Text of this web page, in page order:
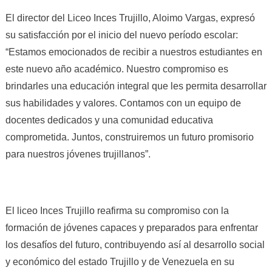
El director del Liceo Inces Trujillo, Aloimo Vargas, expresó
su satisfacción por el inicio del nuevo período escolar:
“Estamos emocionados de recibir a nuestros estudiantes en
este nuevo año académico. Nuestro compromiso es
brindarles una educación integral que les permita desarrollar
sus habilidades y valores. Contamos con un equipo de
docentes dedicados y una comunidad educativa
comprometida. Juntos, construiremos un futuro promisorio
para nuestros jóvenes trujillanos”.
El liceo Inces Trujillo reafirma su compromiso con la
formación de jóvenes capaces y preparados para enfrentar
los desafíos del futuro, contribuyendo así al desarrollo social
y económico del estado Trujillo y de Venezuela en su